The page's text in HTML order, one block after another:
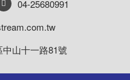
04-25680991
山十一路81號